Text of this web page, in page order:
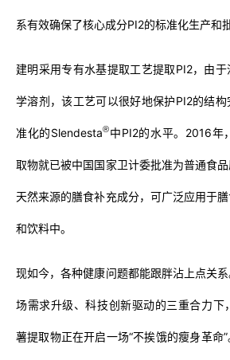
系有效确保了核心成分PI2的标准化生产和
建明采用专有水基提取工艺提取PI2，由
学溶剂，该工艺可以很好地保护PI2的结
准化的Slendesta®中PI2的水平。2016年
取物就已被中国国家卫计委批准为普通食品
天然来源的膳食补充成分，可广泛应用于
和饮料中。
现如今，各种健康问题都能跟胖沾上点关
场需求升级、科技创新驱动的三重合力下
薯提取物正在开启一场“不挨饿的瘦身革命